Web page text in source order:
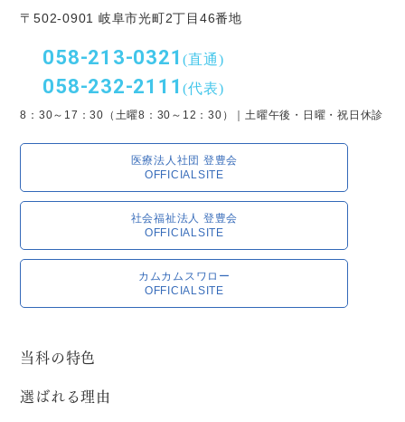
〒502-0901 岐阜市光町2丁目46番地
058-213-0321(直通)
058-232-2111(代表)
8：30～17：30（土曜8：30～12：30）｜土曜午後・日曜・祝日休診
医療法人社団 登豊会
OFFICIALSITE
社会福祉法人 登豊会
OFFICIALSITE
カムカムスワロー
OFFICIALSITE
当科の特色
選ばれる理由